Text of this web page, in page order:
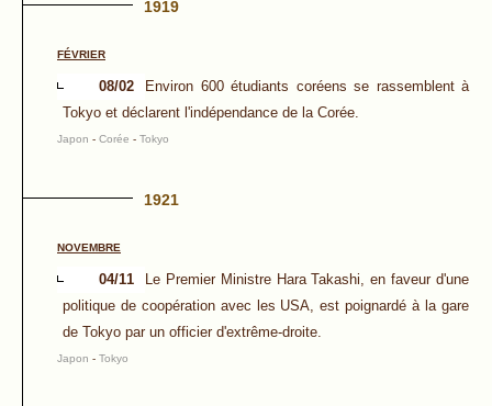
1919
FÉVRIER
08/02
Environ 600 étudiants coréens se rassemblent à
Tokyo et déclarent l'indépendance de la Corée.
Japon - Corée - Tokyo
1921
NOVEMBRE
04/11
Le Premier Ministre Hara Takashi, en faveur d'une
politique de coopération avec les USA, est poignardé à la gare
de Tokyo par un officier d'extrême-droite.
Japon - Tokyo